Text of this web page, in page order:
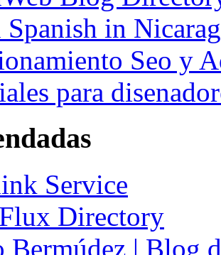
Spanish in
Seo y
para
Service
Directory
Bermúdez | Blog